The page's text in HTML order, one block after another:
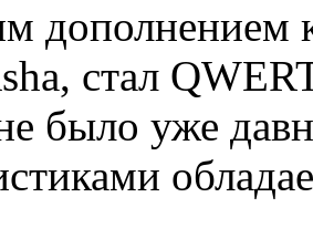
дополнением
стал
было уже